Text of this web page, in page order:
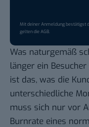
Mit deiner Anmeldung bestätigst
gelten dieAGB.
Was naturgemäß
länger ein
ist das, was die
unterschiedliche
muss sich nur vor
Burnrate eines